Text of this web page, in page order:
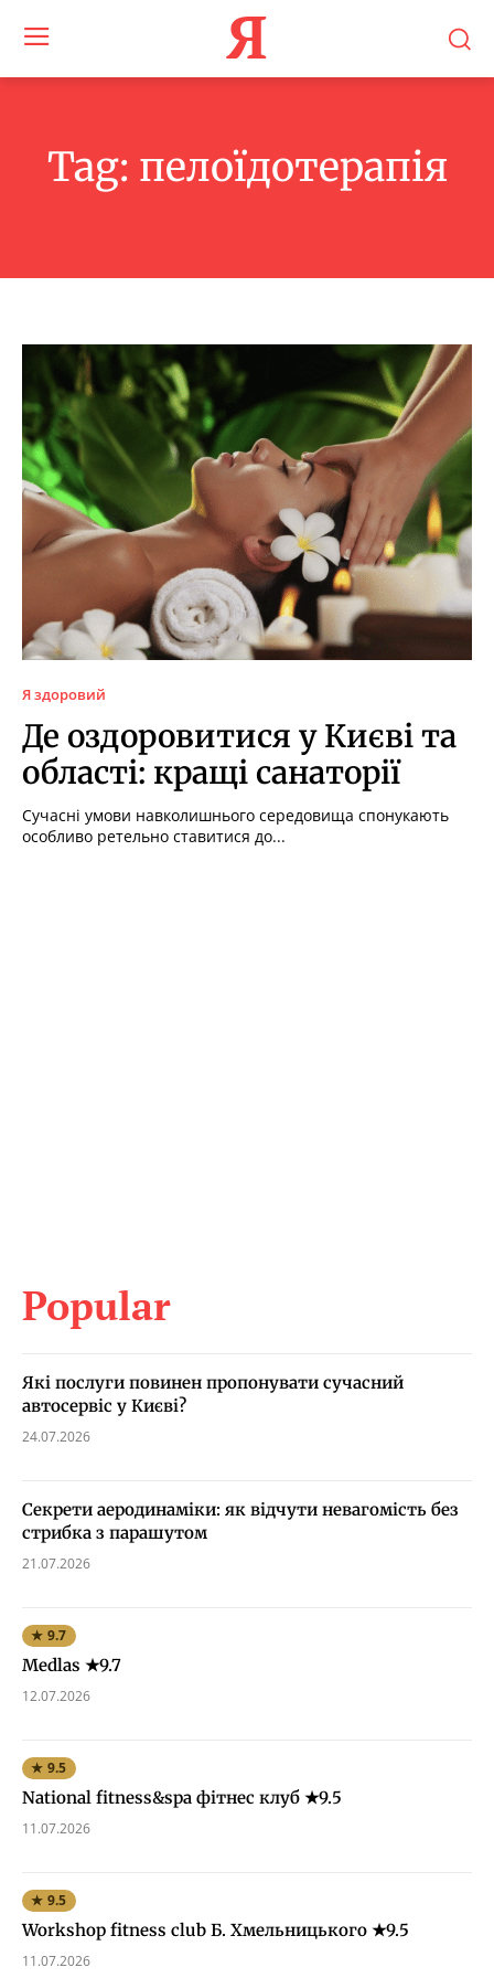
Я
Tag: пелоїдотерапія
Я здоровий
Де оздоровитися у Києві та
області: кращі санаторії
Сучасні умови навколишнього середовища спонукають
особливо ретельно ставитися до...
Popular
Які послуги повинен пропонувати сучасний
автосервіс у Києві?
24.07.2026
Секрети аеродинаміки: як відчути невагомість без
стрибка з парашутом
21.07.2026
★ 9.7
Medlas ★9.7
12.07.2026
★ 9.5
National fitness&spa фітнес клуб ★9.5
11.07.2026
★ 9.5
Workshop fitness club Б. Хмельницького ★9.5
11.07.2026